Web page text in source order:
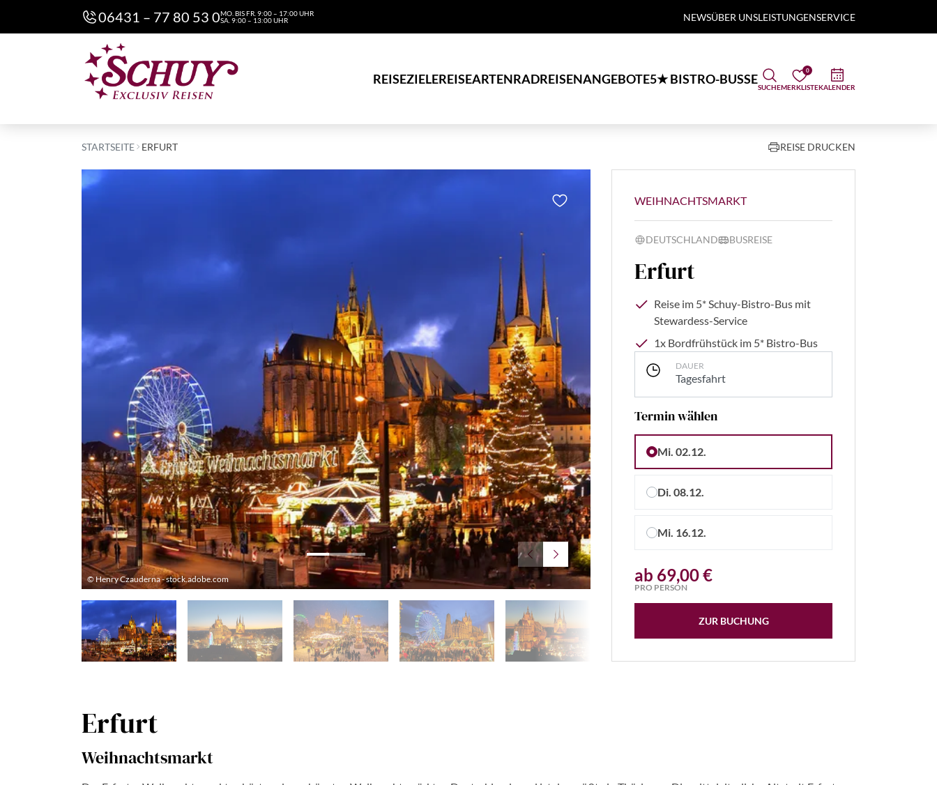
06431 – 77 80 53 0MO. BIS FR. 9:00 – 17:00 UHR
SA. 9:00 – 13:00 UHR
NEWSÜBER UNSLEISTUNGENSERVICE
REISEZIELEREISEARTENRADREISENANGEBOTE5★ BISTRO-BUSSE
SUCHE
0
MERKLISTEKALENDER
STARTSEITE ERFURT REISE DRUCKEN
© Henry Czauderna - stock.adobe.com © Erfurt Tourismus & Marketing GmbH
WEIHNACHTSMARKT
DEUTSCHLAND BUSREISE
Erfurt
Reise im 5* Schuy-Bistro-Bus mit
Stewardess-Service
1x Bordfrühstück im 5* Bistro-Bus
DAUER
Tagesfahrt
Termin wählen
Mi. 02.12.
Di. 08.12.
Mi. 16.12.
ab 69,00 €
PRO PERSON
ZUR BUCHUNG
Erfurt
Weihnachtsmarkt